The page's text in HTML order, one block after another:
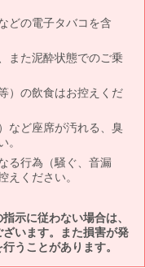
どの電子タバコを含
また泥酔状態でのご乗
）の飲食はお控えくだ
など座席が汚れる、臭
。
る行為（騒ぐ、音漏
えください。
示に従わない場合は、
います。また損害が発
うことがあります。